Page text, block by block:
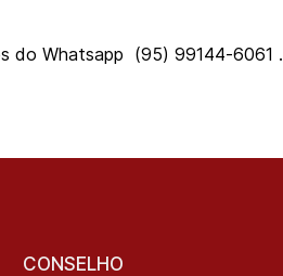
do Whatsapp (95) 99144-6061 .
CONSELHO